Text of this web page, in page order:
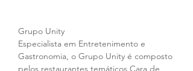
Grupo Unity
Especialista em Entretenimento e
Gastronomia, o Grupo Unity é composto
pelos restaurantes temáticos Cara de